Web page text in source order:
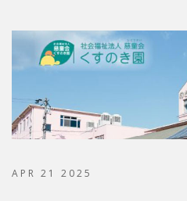
APR 21 2025